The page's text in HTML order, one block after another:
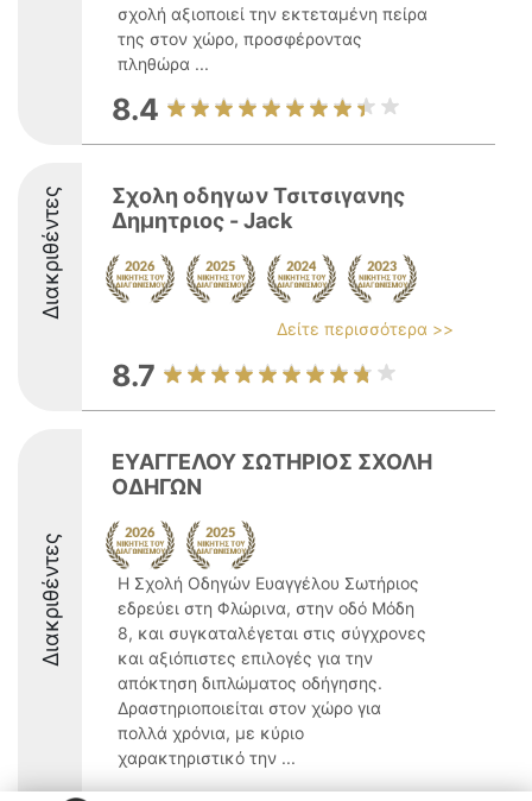
σχολή αξιοποιεί την εκτεταμένη πείρα
της στον χώρο, προσφέροντας
πληθώρα ...
8.4
Διακριθέντες
Σχολη οδηγων Τσιτσιγανης
Δημητριος - Jack
Δείτε περισσότερα >>
8.7
Διακριθέντες
ΕΥΑΓΓΕΛΟΥ ΣΩΤΗΡΙΟΣ ΣΧΟΛΗ
ΟΔΗΓΩΝ
Η Σχολή Οδηγών Ευαγγέλου Σωτήριος
εδρεύει στη Φλώρινα, στην οδό Μόδη
8, και συγκαταλέγεται στις σύγχρονες
και αξιόπιστες επιλογές για την
απόκτηση διπλώματος οδήγησης.
Δραστηριοποιείται στον χώρο για
πολλά χρόνια, με κύριο
χαρακτηριστικό την ...